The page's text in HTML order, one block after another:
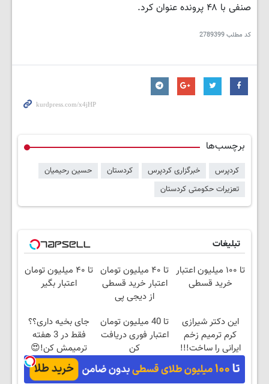
صنفی با ۴۸ پرونده عنوان کرد.
کد مطلب2789399
برچسب‌ها
کردپرس خبرگزاری کردپرس کردستان
حسین رحیمیان
تعزیرات حکومتی کردستان
تبلیغات
تا ۱۰۰ میلیون اعتبار
خرید قسطی
تا ۴۰ میلیون تومان
اعتبار خرید قسطی
از دیجی پی
تا ۴۰ میلیون تومان
اعتبار بگیر
این دکتر شیرازی
کرم ترمیم زخم
ایرانی را ساخت!!!
تا 40 میلیون تومان
اعتبار فوری دریافت
کن
جای بخیه داری؟؟
فقط در 3 هفته
ترمیمش کن!😍